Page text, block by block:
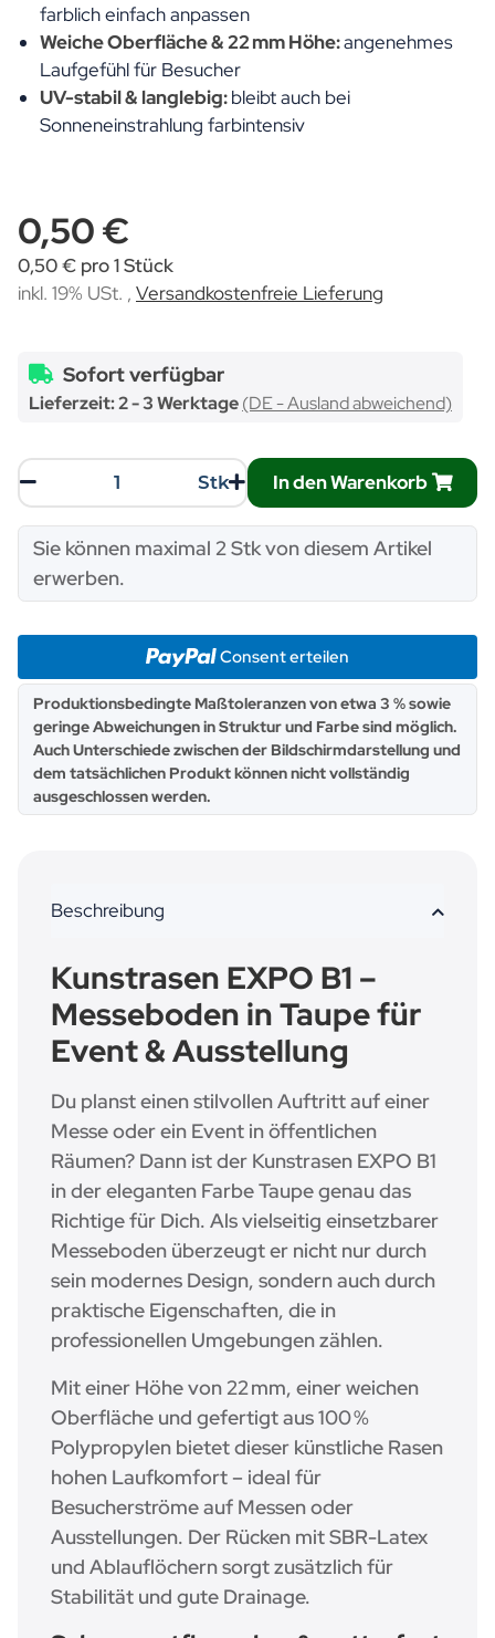
farblich einfach anpassen
Weiche Oberfläche & 22 mm Höhe:angenehmes
Laufgefühl für Besucher
UV-stabil & langlebig:bleibt auch bei
Sonneneinstrahlung farbintensiv
0,50 €
0,50 € pro 1 Stück
inkl. 19% USt. , Versandkostenfreie Lieferung
Sofort verfügbar
Lieferzeit:2 - 3 Werktage(DE - Ausland abweichend)
Stk In den Warenkorb
x
Sie können maximal 2 Stk von diesem Artikel
erwerben.
Consent erteilen
x
Produktionsbedingte Maßtoleranzen von etwa 3 % sowie
geringe Abweichungen in Struktur und Farbe sind möglich.
Auch Unterschiede zwischen der Bildschirmdarstellung und
dem tatsächlichen Produkt können nicht vollständig
ausgeschlossen werden.
Beschreibung
Kunstrasen EXPO B1 –
Messeboden in Taupe für
Event & Ausstellung
Du planst einen stilvollen Auftritt auf einer
Messe oder ein Event in öffentlichen
Räumen? Dann ist der Kunstrasen EXPO B1
in der eleganten Farbe Taupe genau das
Richtige für Dich. Als vielseitig einsetzbarer
Messeboden überzeugt er nicht nur durch
sein modernes Design, sondern auch durch
praktische Eigenschaften, die in
professionellen Umgebungen zählen.
Mit einer Höhe von 22 mm, einer weichen
Oberfläche und gefertigt aus 100 %
Polypropylen bietet dieser künstliche Rasen
hohen Laufkomfort – ideal für
Besucherströme auf Messen oder
Ausstellungen. Der Rücken mit SBR-Latex
und Ablauflöchern sorgt zusätzlich für
Stabilität und gute Drainage.